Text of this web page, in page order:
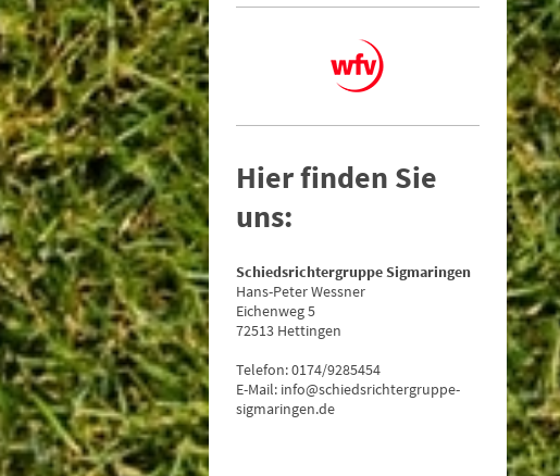
Hier finden Sie
uns:
Schiedsrichtergruppe Sigmaringen
Hans-Peter Wessner
Eichenweg 5
72513 Hettingen
Telefon: 0174/9285454
E-Mail: info@schiedsrichtergruppe-
sigmaringen.de